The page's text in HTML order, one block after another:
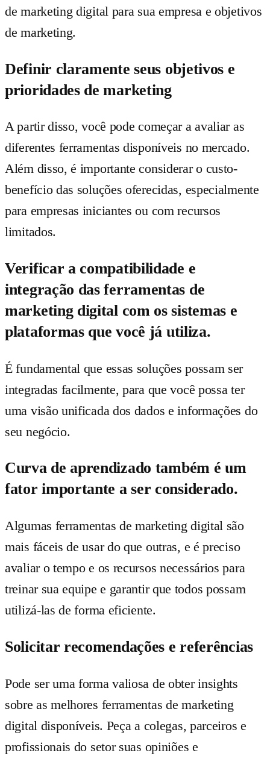
de marketing digital para sua empresa e objetivos
de marketing.
Definir claramente seus objetivos e
prioridades de marketing
A partir disso, você pode começar a avaliar as
diferentes ferramentas disponíveis no mercado.
Além disso, é importante considerar o custo-
benefício das soluções oferecidas, especialmente
para empresas iniciantes ou com recursos
limitados.
Verificar a compatibilidade e
integração das ferramentas de
marketing digital com os sistemas e
plataformas que você já utiliza.
É fundamental que essas soluções possam ser
integradas facilmente, para que você possa ter
uma visão unificada dos dados e informações do
seu negócio.
Curva de aprendizado também é um
fator importante a ser considerado.
Algumas ferramentas de marketing digital são
mais fáceis de usar do que outras, e é preciso
avaliar o tempo e os recursos necessários para
treinar sua equipe e garantir que todos possam
utilizá-las de forma eficiente.
Solicitar recomendações e referências
Pode ser uma forma valiosa de obter insights
sobre as melhores ferramentas de marketing
digital disponíveis. Peça a colegas, parceiros e
profissionais do setor suas opiniões e